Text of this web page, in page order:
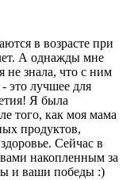
в возрасте при
А однажды мне
не знала, что с ним
это лучшее для
Я была
того, как моя мама
продуктов,
Сейчас в
накопленным за
и ваши победы :)